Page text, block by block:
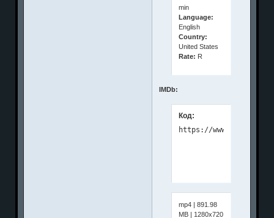
min
Language:
English
Country:
United States
Rate: R
IMDb:
Код:
mp4 | 891.98
MB | 1280x720